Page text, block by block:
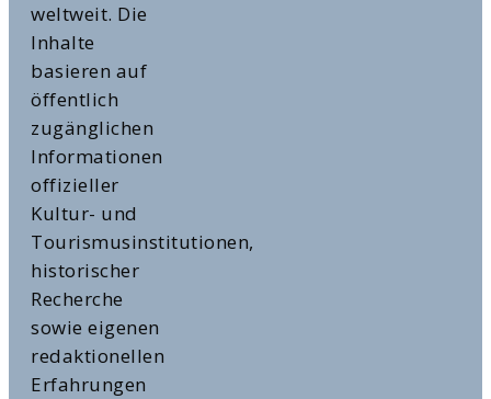
weltweit. Die
Inhalte
basieren auf
öffentlich
zugänglichen
Informationen
offizieller
Kultur- und
Tourismusinstitutionen,
historischer
Recherche
sowie eigenen
redaktionellen
Erfahrungen